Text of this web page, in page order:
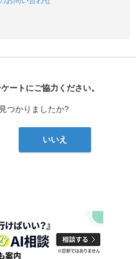
ートにご協力ください。
つかりましたか?
いいえ